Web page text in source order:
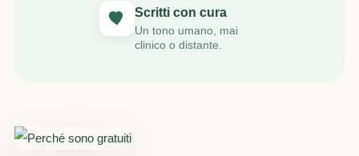
Scritti con cura
Un tono umano, mai
clinico o distante.